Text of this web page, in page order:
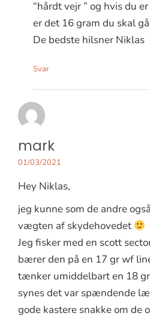
“hårdt vejr ” og hvis du
er det 16 gram du skal
De bedste hilsner Niklas
Svar
mark
01/03/2021
Hey Niklas,
jeg kunne som de andre
vægten af skydehovedet
Jeg fisker med en scott
bærer den på en 17 gr wf
tænker umiddelbart en 18
synes det var spændende
gode kastere snakke om de